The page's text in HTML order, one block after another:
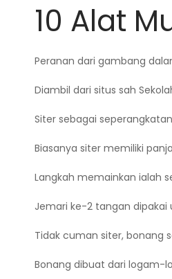
10 Alat
Peranan dari gambang
Diambil dari situs sah
Siter sebagai
Biasanya siter memiliki
Langkah memainkan ialah
Jemari ke-2 tangan
Tidak cuman siter, bonang
Bonang dibuat dari logam-